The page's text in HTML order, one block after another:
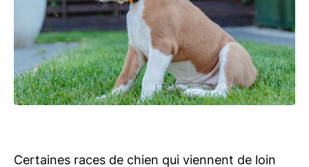
Certaines races de chien qui viennent de loin